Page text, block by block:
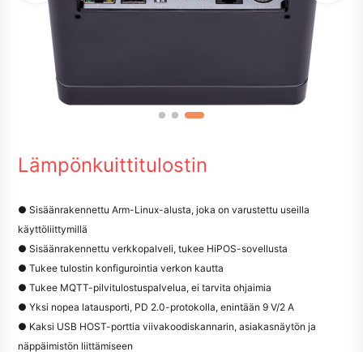
Lämpönkuittitulostin
● Sisäänrakennettu Arm-Linux-alusta, joka on varustettu useilla
käyttöliittymillä
● Sisäänrakennettu verkkopalveli, tukee HiPOS-sovellusta
● Tukee tulostin konfigurointia verkon kautta
● Tukee MQTT-pilvitulostuspalvelua, ei tarvita ohjaimia
● Yksi nopea latausporti, PD 2.0-protokolla, enintään 9 V/2 A
● Kaksi USB HOST-porttia viivakoodiskannarin, asiakasnäytön ja
näppäimistön liittämiseen